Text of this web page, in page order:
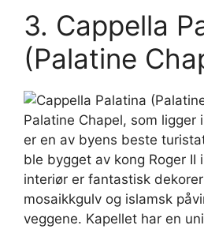
3. Cappella
(Palatine
Palatine Chapel, som ligger
er en av byens beste
ble bygget av kong Roger II
interiør er fantastisk
mosaikkgulv og islamsk
veggene. Kapellet har en